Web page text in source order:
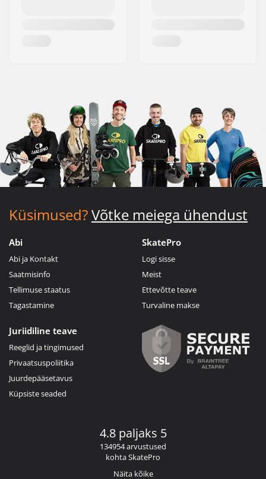
Küsimused?Võtke meiega ühendust
Abi
Abi ja Kontakt
Saatmisinfo
Tellimuse staatus
Tagastamine
SkatePro
Logi sisse
Meist
Ettevõtte teave
Turvaline makse
Juriidiline teave
Reeglid ja tingimused
Privaatsuspoliitika
Juurdepääsetavus
Küpsiste seaded
4.8 paljaks 5
134954 arvustused
kohta SkatePro
Näita kõike